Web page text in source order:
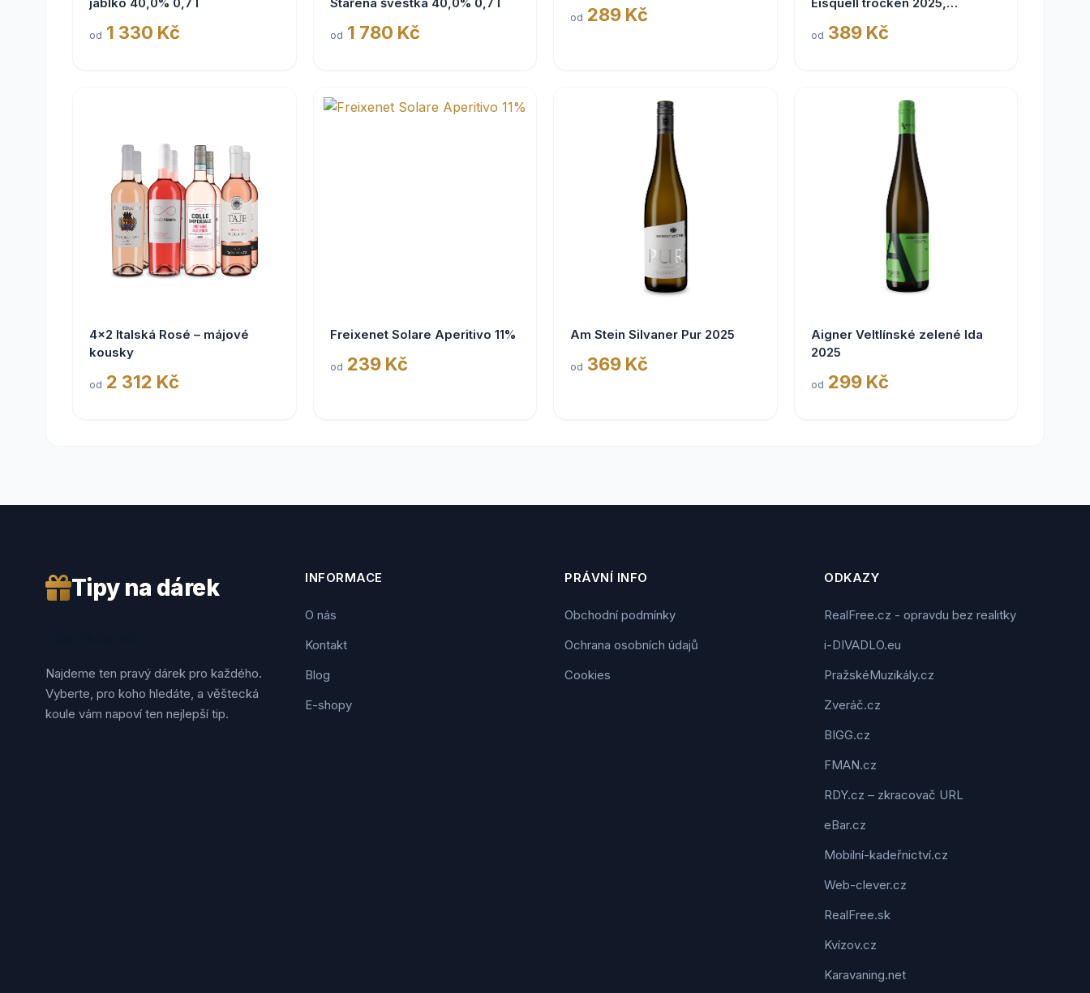
od 1 330 Kč od 1 780 Kč
od 289 Kč
Rheinhessen VDP
od 389 Kč
4x2 Italská Rosé – májové
kousky
od 2 312 Kč
Freixenet Solare Aperitivo 11%
od 239 Kč
Am Stein Silvaner Pur 2025
od 369 Kč
Aigner Veltlínské zelené Ida
2025
od 299 Kč
Tipy na dárek
Najdeme ten pravý dárek pro každého.
Vyberte, pro koho hledáte, a věštecká
koule vám napoví ten nejlepší tip.
INFORMACE
O nás
Kontakt
Blog
E-shopy
PRÁVNÍ INFO
Obchodní podmínky
Ochrana osobních údajů
Cookies
ODKAZY
RealFree.cz - opravdu bez realitky
i-DIVADLO.eu
PražskéMuzikály.cz
Zveráč.cz
BIGG.cz
FMAN.cz
RDY.cz – zkracovač URL
eBar.cz
Mobilní-kadeřnictví.cz
Web-clever.cz
RealFree.sk
Kvízov.cz
Karavaning.net